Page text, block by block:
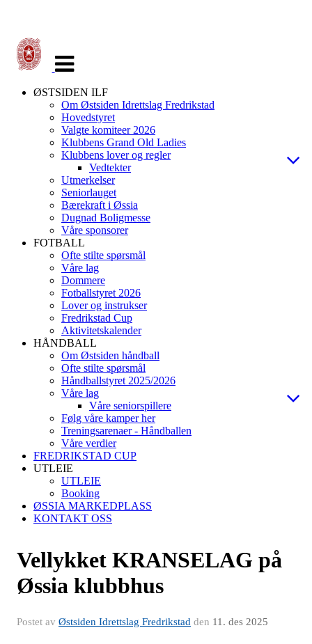
navigasjon
ØSTSIDEN ILF
Om Østsiden Idrettslag Fredrikstad
Hovedstyret
Valgte komiteer 2026
Klubbens Grand Old Ladies
Klubbens lover og regler
Vedtekter
Utmerkelser
Seniorlauget
Bærekraft i Øssia
Dugnad Boligmesse
Våre sponsorer
FOTBALL
Ofte stilte spørsmål
Våre lag
Dommere
Fotballstyret 2026
Lover og instrukser
Fredrikstad Cup
Aktivitetskalender
HÅNDBALL
Om Østsiden håndball
Ofte stilte spørsmål
Håndballstyret 2025/2026
Våre lag
Våre seniorspillere
Følg våre kamper her
Treningsarenaer - Håndballen
Våre verdier
FREDRIKSTAD CUP
UTLEIE
UTLEIE
Booking
ØSSIA MARKEDPLASS
KONTAKT OSS
Vellykket KRANSELAG på
Øssia klubbhus
Postet av Østsiden Idrettslag Fredrikstad den 11. des 2025